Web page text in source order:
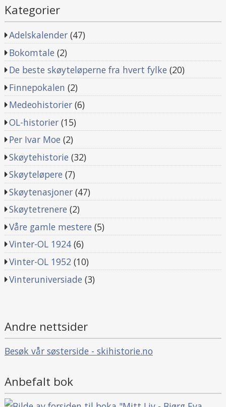
Kategorier
Adelskalender (47)
Bokomtale (2)
De beste skøyteløperne fra hvert fylke (20)
Finnepokalen (2)
Medeohistorier (6)
OL-historier (15)
Per Ivar Moe (2)
Skøytehistorie (32)
Skøyteløpere (7)
Skøytenasjoner (47)
Skøytetrenere (2)
Våre gamle mestere (5)
Vinter-OL 1924 (6)
Vinter-OL 1952 (10)
Vinteruniversiade (3)
Andre nettsider
Besøk vår søsterside - skihistorie.no
Anbefalt bok